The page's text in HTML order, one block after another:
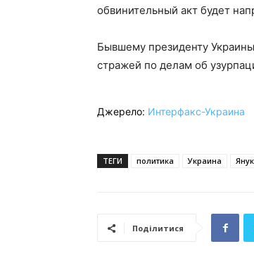
обвинительный акт будет
Бывшему президенту
стражей по делам об
Джерело: Интерфакс-Украина
ТЕГИ политика Украина
Поділитися